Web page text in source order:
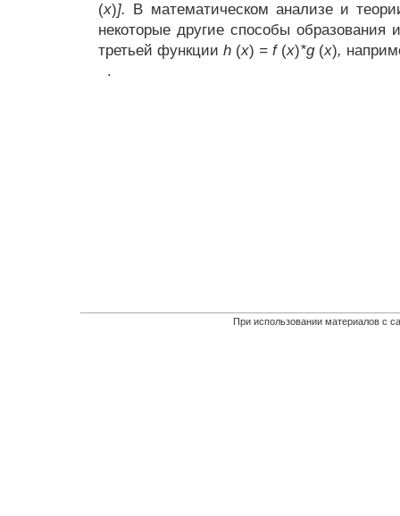
(x)]. В математическом анализе и
некоторые другие способы
третьей функции h (x) = f (x)*g (x),
.
При использовании материалов с